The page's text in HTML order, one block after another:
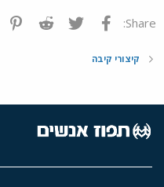
Share: פייסבוק Twitter
Reddit
קיצורי קיבה